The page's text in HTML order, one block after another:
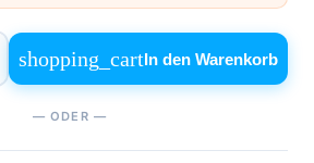
shopping_cartIn den Warenkorb
— ODER —